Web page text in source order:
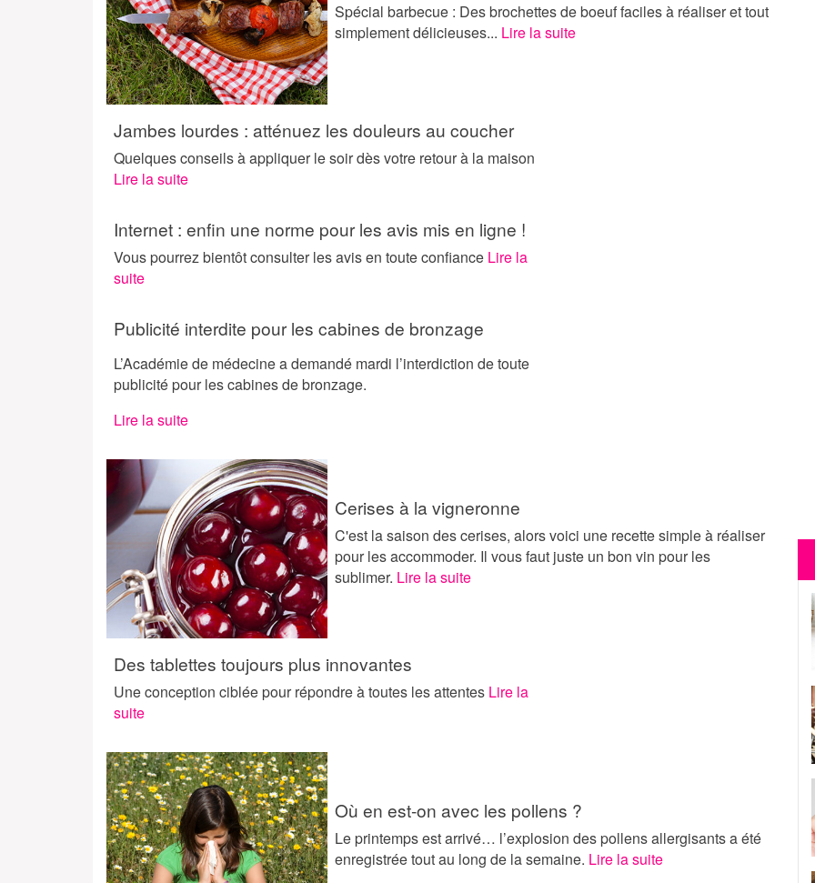
Spécial barbecue : Des brochettes de boeuf faciles à réaliser et tout
simplement délicieuses... Lire la suite
Jambes lourdes : atténuez les douleurs au coucher
Quelques conseils à appliquer le soir dès votre retour à la maison
Lire la suite
Internet : enfin une norme pour les avis mis en ligne !
Vous pourrez bientôt consulter les avis en toute confiance Lire la
suite
Publicité interdite pour les cabines de bronzage
L’Académie de médecine a demandé mardi l’interdiction de toute
publicité pour les cabines de bronzage.
Lire la suite
Cerises à la vigneronne
C'est la saison des cerises, alors voici une recette simple à réaliser
pour les accommoder. Il vous faut juste un bon vin pour les
sublimer. Lire la suite
Des tablettes toujours plus innovantes
Une conception ciblée pour répondre à toutes les attentes Lire la
suite
Où en est-on avec les pollens ?
Le printemps est arrivé… l’explosion des pollens allergisants a été
enregistrée tout au long de la semaine. Lire la suite